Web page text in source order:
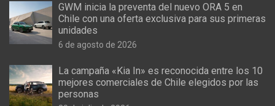
GWM inicia la preventa del nuevo ORA 5 en
Chile con una oferta exclusiva para sus primeras
unidades
6 de agosto de 2026
La campaña «Kia In» es reconocida entre los 10
mejores comerciales de Chile elegidos por las
personas